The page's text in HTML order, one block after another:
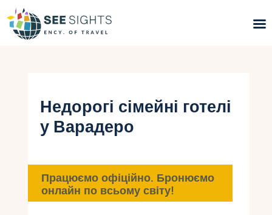
Гарячі тури
Типи Турів
Інфо
Недорогі сімейні готелі
у Варадеро
Працюємо офіційно. Бронюємо
онлайн по всьому світу!